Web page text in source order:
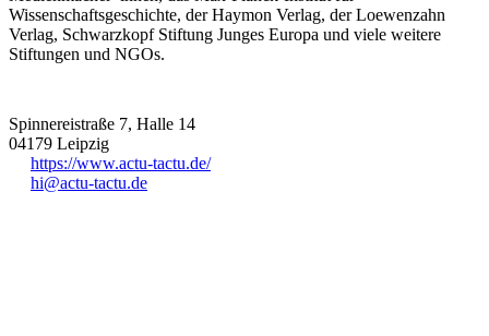
Wissenschaftsgeschichte, der Haymon Verlag, der Loewenzahn
Verlag, Schwarzkopf Stiftung Junges Europa und viele weitere
Stiftungen und NGOs.
Spinnereistraße 7, Halle 14
04179 Leipzig
https://www.actu-tactu.de/
hi@actu-tactu.de